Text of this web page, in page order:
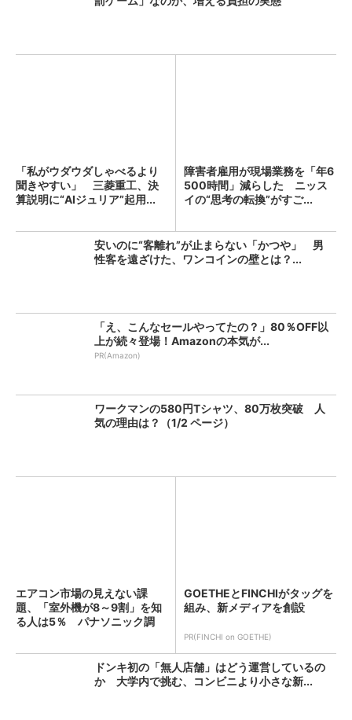
「私がウダウダしゃべるより
聞きやすい」 三菱重工、決
算説明に“AIジュリア”起用...
障害者雇用が現場業務を「年6
500時間」減らした ニッス
イの“思考の転換”がすご...
安いのに“客離れ”が止まらない「かつや」 男
性客を遠ざけた、ワンコインの壁とは？...
「え、こんなセールやってたの？」80％OFF以
上が続々登場！Amazonの本気が...
PR(Amazon)
ワークマンの580円Tシャツ、80万枚突破 人
気の理由は？（1/2 ページ）
エアコン市場の見えない課
題、「室外機が8～9割」を知
る人は5％ パナソニック調
GOETHEとFINCHIがタッグを
組み、新メディアを創設
PR(FINCHI on GOETHE)
ドンキ初の「無人店舗」はどう運営しているの
か 大学内で挑む、コンビニより小さな新...